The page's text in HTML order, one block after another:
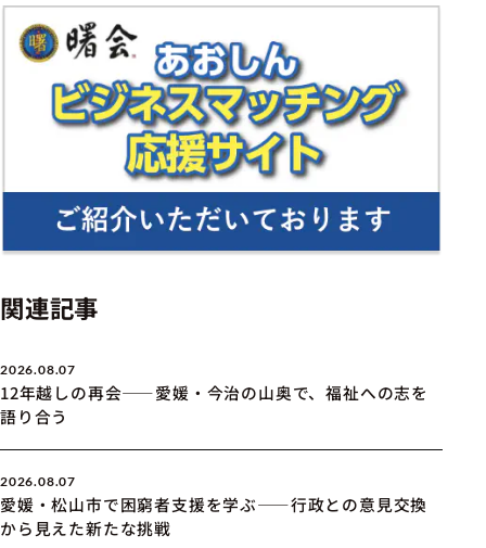
関連記事
2026.08.07
12年越しの再会――愛媛・今治の山奥で、福祉への志を
語り合う
2026.08.07
愛媛・松山市で困窮者支援を学ぶ――行政との意見交換
から見えた新たな挑戦